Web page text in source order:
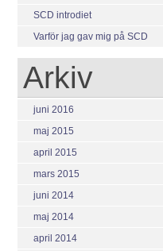
SCD introdiet
Varför jag gav mig på SCD
Arkiv
juni 2016
maj 2015
april 2015
mars 2015
juni 2014
maj 2014
april 2014